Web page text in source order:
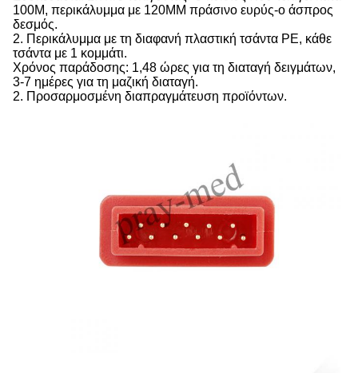
100M, περικάλυμμα με 120MM πράσινο ευρύς-ο άσπρος
δεσμός.
2. Περικάλυμμα με τη διαφανή πλαστική τσάντα PE, κάθε
τσάντα με 1 κομμάτι.
Χρόνος παράδοσης: 1,48 ώρες για τη διαταγή δειγμάτων,
3-7 ημέρες για τη μαζική διαταγή.
2. Προσαρμοσμένη διαπραγμάτευση προϊόντων.